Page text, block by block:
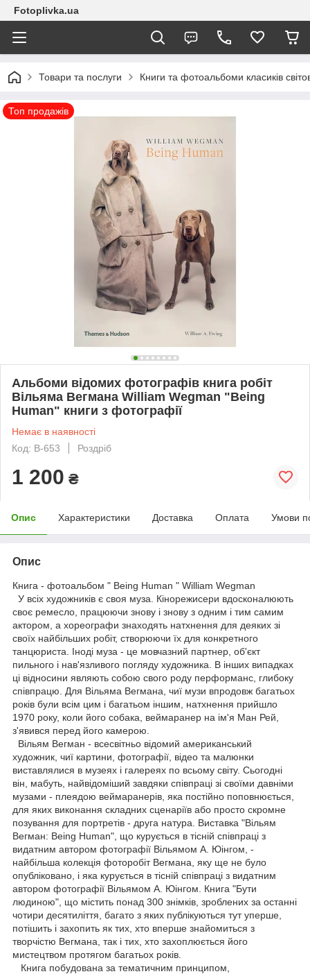
Fotoplivka.ua
Товари та послуги Книги та фотоальбоми класиків
Топ продажів
Альбоми відомих фотографів книга робіт
Вільяма Вегмана William Wegman "Being
Human" книги з фотографії
Немає в наявності
Код: B-653
Роздріб
1 200 ₴
Опис Характеристики Доставка Оплата Умови
Опис
Книга - фотоальбом " Being Human " William Wegman
У всіх художників є своя муза. Кінорежисери вдосконалюють
своє ремесло, працюючи знову і знову з одним і тим самим
актором, а хореографи знаходять натхнення для деяких зі
своїх найбільших робіт, створюючи їх для конкретного
танцюриста. Іноді муза - це мовчазний партнер, об'єкт
пильного і нав'язливого погляду художника. В інших випадках
ці відносини являють собою свого роду перформанс, глибоку
співпрацю. Для Вільяма Вегмана, чиї музи впродовж багатьох
років були всім цим і багатьом іншим, натхнення прийшло
1970 року, коли його собака, веймаранер на ім'я Ман Рей,
з'явився перед його камерою.
Вільям Вегман - всесвітньо відомий американський
художник, чиї картини, фотографії, відео та малюнки
виставлялися в музеях і галереях по всьому світу. Сьогодні
він, мабуть, найвідоміший завдяки співпраці зі своїми давніми
музами - плеядою веймаранерів, яка постійно поповнюється,
для яких виконання складних сценаріїв або просто скромне
позування для портретів - друга натура. Виставка "Вільям
Вегман: Being Human", що курується в тісній співпраці з
видатним автором фотографії Вільямом А. Юінгом, -
найбільша колекція фоторобіт Вегмана, яку ще не було
опубліковано, і яка курується в тісній співпраці з видатним
автором фотографії Вільямом А. Юінгом. Книга "Бути
людиною", що містить понад 300 знімків, зроблених за останні
чотири десятиліття, багато з яких публікуються тут уперше,
потішить і захопить як тих, хто вперше знайомиться з
творчістю Вегмана, так і тих, хто захоплюється його
мистецтвом протягом багатьох років.
Книга побудована за тематичним принципом,